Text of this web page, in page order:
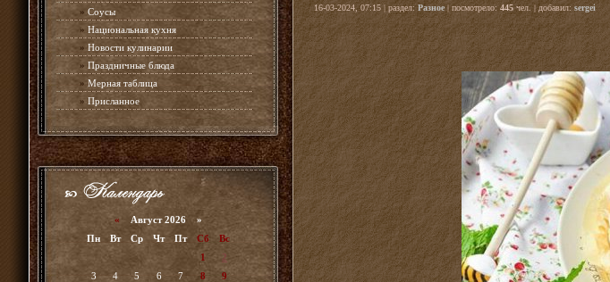
» Соусы
» Национальная кухня
» Новости кулинарии
» Праздничные блюда
» Мерная таблица
» Присланное
« Август 2026 »
Пн
Вт Ср Чт Пт Сб
Вс
1
2
3
4 5 6 7 8
9
16-03-2024, 07:15 | раздел:Разное | посмотрело:445чел. | добавил: sergei